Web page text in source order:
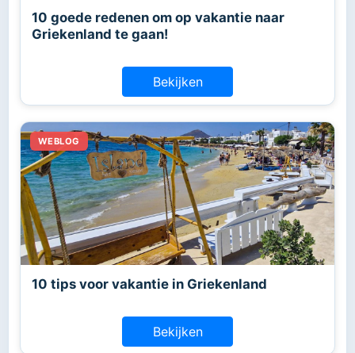
10 goede redenen om op vakantie naar
Griekenland te gaan!
Bekijken
10 tips voor vakantie in Griekenland
Bekijken